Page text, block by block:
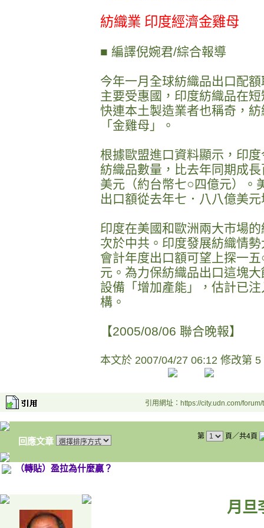
紡織業 印度經濟金雞母
■ 編譯倪婉君/綜合報導
今年一月全球紡織品出口配
主要受惠國，印度紡織品在
快連本土製造業者也稱奇，
「金雞母」。
根據歐盟進口資料顯示，印
紡織品數量，比去年同期成
美元（約台幣七○四億元）。
出口額從去年七．八八億美
印度在美國和歐洲兩大市場
次於中共。印度發展紡織情
會計年度出口額可望上探一
元。為力保紡織品出口這塊
設備「增加產能」，估計已
構。
【2005/08/06 聯合晚報】
本文於 2007/04/27 06:12 修改第 5
引用網址：https://city.udn.com/
回應文章 第 頁／共4頁
（轉貼）盈拉為什麼贏？
月旦